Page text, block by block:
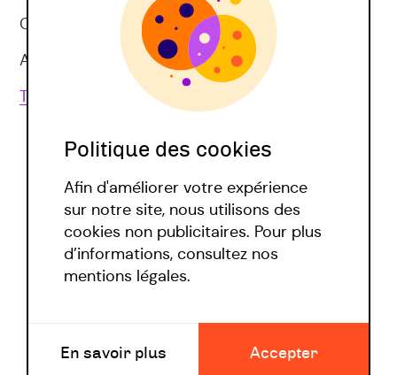
CNV
Approches corporelles
Toutes les techniques
Politique covid
Politique des cookies
Afin d'améliorer votre expérience
sur notre site, nous utilisons des
cookies non publicitaires. Pour plus
d’informations, consultez nos
mentions légales.
En savoir plus Accepter